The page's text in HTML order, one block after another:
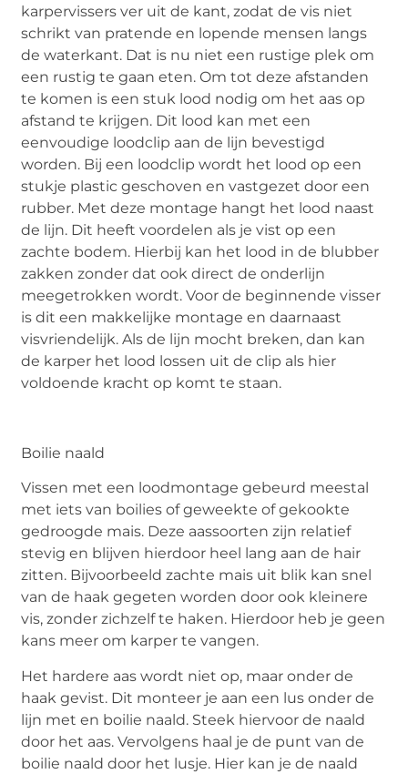
karpervissers ver uit de kant, zodat de vis niet
schrikt van pratende en lopende mensen langs
de waterkant. Dat is nu niet een rustige plek om
een rustig te gaan eten. Om tot deze afstanden
te komen is een stuk lood nodig om het aas op
afstand te krijgen. Dit lood kan met een
eenvoudige loodclip aan de lijn bevestigd
worden. Bij een loodclip wordt het lood op een
stukje plastic geschoven en vastgezet door een
rubber. Met deze montage hangt het lood naast
de lijn. Dit heeft voordelen als je vist op een
zachte bodem. Hierbij kan het lood in de blubber
zakken zonder dat ook direct de onderlijn
meegetrokken wordt. Voor de beginnende visser
is dit een makkelijke montage en daarnaast
visvriendelijk. Als de lijn mocht breken, dan kan
de karper het lood lossen uit de clip als hier
voldoende kracht op komt te staan.
Boilie naald
Vissen met een loodmontage gebeurd meestal
met iets van boilies of geweekte of gekookte
gedroogde mais. Deze aassoorten zijn relatief
stevig en blijven hierdoor heel lang aan de hair
zitten. Bijvoorbeeld zachte mais uit blik kan snel
van de haak gegeten worden door ook kleinere
vis, zonder zichzelf te haken. Hierdoor heb je geen
kans meer om karper te vangen.
Het hardere aas wordt niet op, maar onder de
haak gevist. Dit monteer je aan een lus onder de
lijn met en boilie naald. Steek hiervoor de naald
door het aas. Vervolgens haal je de punt van de
boilie naald door het lusje. Hier kan je de naald